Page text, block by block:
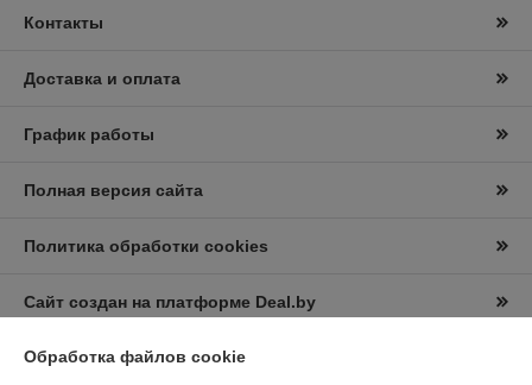
Контакты
Доставка и оплата
График работы
Полная версия сайта
Политика обработки cookies
Сайт создан на платформе Deal.by
Обработка файлов cookie